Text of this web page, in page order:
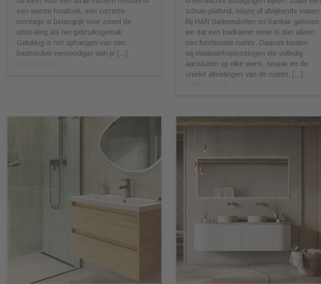
een warme houtlook, een correcte
montage is belangrijk voor zowel de
uitstraling als het gebruiksgemak.
Gelukkig is het ophangen van een
badmeubel eenvoudiger dan je […]
schuin plafond, nisjes of afwijkende maten.
Bij H&R Badmeubelen en Sanitair geloven
we dat een badkamer meer is dan alleen
een functionele ruimte. Daarom bieden
wij maatwerkoplossingen die volledig
aansluiten op elke wens, smaak en de
unieke afmetingen van de ruimte. […]